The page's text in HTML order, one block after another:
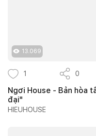
13.069
1 0
Ngơi House - Bản hòa
đại"
HIEUHOUSE